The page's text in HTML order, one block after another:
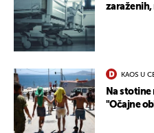
KAOS U
Na
"Očajne
UKLJUČITE